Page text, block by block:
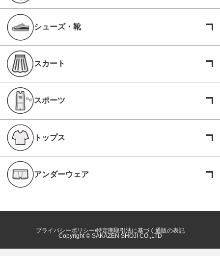
シューズ・靴
スカート
スポーツ
トップス
アンダーウェア
プライバシーポリシー 特定商取引法に基づく通販の表記
Copyright © SAKAZEN SHOJI CO.,LTD